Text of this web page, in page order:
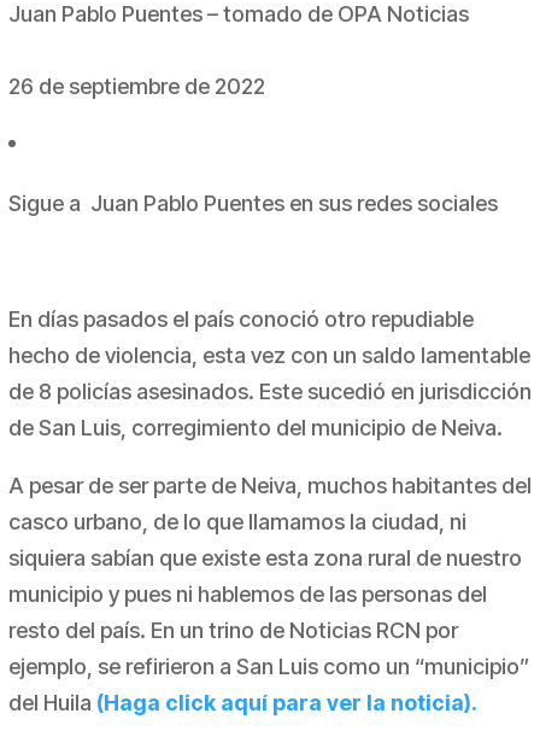
Juan Pablo Puentes – tomado de OPA Noticias
26 de septiembre de 2022
Sigue a Juan Pablo Puentes en sus redes sociales
En días pasados el país conoció otro repudiable
hecho de violencia, esta vez con un saldo lamentable
de 8 policías asesinados. Este sucedió en jurisdicción
de San Luis, corregimiento del municipio de Neiva.
A pesar de ser parte de Neiva, muchos habitantes del
casco urbano, de lo que llamamos la ciudad, ni
siquiera sabían que existe esta zona rural de nuestro
municipio y pues ni hablemos de las personas del
resto del país. En un trino de Noticias RCN por
ejemplo, se refirieron a San Luis como un “municipio”
del Huila (Haga click aquí para ver la noticia).